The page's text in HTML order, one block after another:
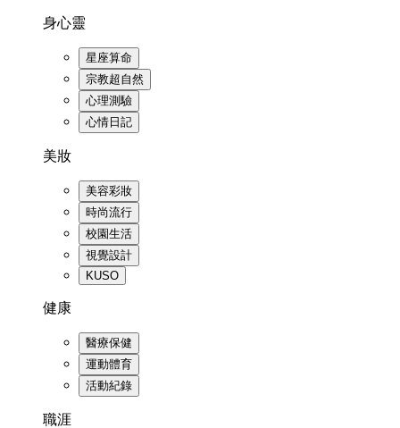
身心靈
星座算命
宗教超自然
心理測驗
心情日記
美妝
美容彩妝
時尚流行
校園生活
視覺設計
KUSO
健康
醫療保健
運動體育
活動紀錄
職涯